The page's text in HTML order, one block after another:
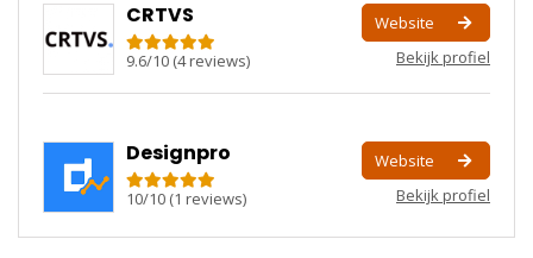
CRTVS
9.6/10 (4reviews)
Website
Bekijk profiel
Designpro
10/10 (1 reviews)
Website
Bekijk profiel